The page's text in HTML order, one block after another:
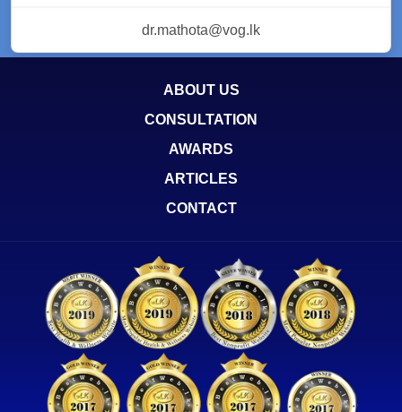
dr.mathota@vog.lk
ABOUT US
CONSULTATION
AWARDS
ARTICLES
CONTACT